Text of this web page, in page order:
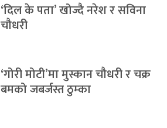
‘दिल के पता’ खोज्दै नरेश र सविना
चौधरी
‘गोरी मोटी’मा मुस्कान चौधरी र चक्र
बमको जबर्जस्त ठुम्का